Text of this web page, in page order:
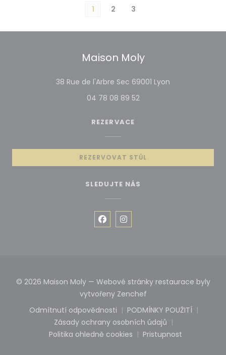
1 2 3
Maison Moly
38 Rue de l'Arbre Sec 69001 Lyon
04 78 08 89 52
REZERVACE
REZERVOVAT STŮL
SLEDUJTE NÁS
Facebook ((otevře se v
Instagram ((otevře se v
© 2026 Maison Moly — Webové stránky restaurace byly
vytvořeny Zenchef((otevře se v novém
Odmítnutí odpovědnosti
((otevře se v novém okně))
PODMÍNKY POUŽITÍ
((otevře se v
Zásady ochrany osobních údajů
((otevře se v novém okně))
Politika ohledně cookies
((otevře se v novém okně))
Pristupnost
((otevře se v